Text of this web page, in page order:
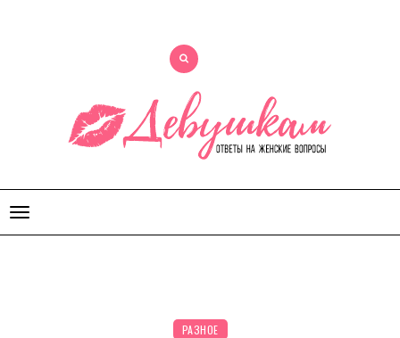
Открыть
меню
РАЗНОЕ